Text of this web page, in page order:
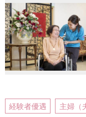
経験者優遇 主婦（